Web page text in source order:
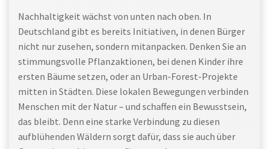
Nachhaltigkeit wächst von unten nach oben. In
Deutschland gibt es bereits Initiativen, in denen Bürger
nicht nur zusehen, sondern mitanpacken. Denken Sie an
stimmungsvolle Pflanzaktionen, bei denen Kinder ihre
ersten Bäume setzen, oder an Urban-Forest-Projekte
mitten in Städten. Diese lokalen Bewegungen verbinden
Menschen mit der Natur – und schaffen ein Bewusstsein,
das bleibt. Denn eine starke Verbindung zu diesen
aufblühenden Wäldern sorgt dafür, dass sie auch über